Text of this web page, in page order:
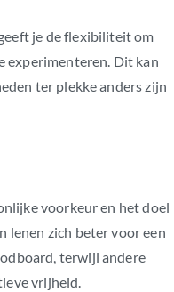
je de flexibiliteit om
experimenteren. Dit kan
ter plekke anders zijn
voorkeur en het doel
lenen zich beter voor een
terwijl andere
vrijheid.